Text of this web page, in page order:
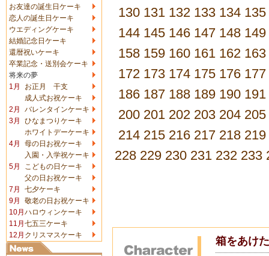
お友達の誕生日ケーキ
恋人の誕生日ケーキ
ウエディングケーキ
結婚記念日ケーキ
還暦祝いケーキ
卒業記念・送別会ケーキ
将来の夢
1月
お正月 干支
成人式お祝ケーキ
2月
バレンタインケーキ
3月
ひなまつりケーキ
ホワイトデーケーキ
4月
母の日お祝ケーキ
入園・入学祝ケーキ
5月
こどもの日ケーキ
父の日お祝ケーキ
7月
七夕ケーキ
9月
敬老の日お祝ケーキ
10月 ハロウィンケーキ
11月 七五三ケーキ
12月 クリスマスケーキ
130 131 132 133 134 135
144 145 146 147 148 149
158 159 160 161 162 163
172 173 174 175 176 177
186 187 188 189 190 191
200 201 202 203 204 205
214 215 216 217 218 219
228 229 230 231 232 233
箱をあけ